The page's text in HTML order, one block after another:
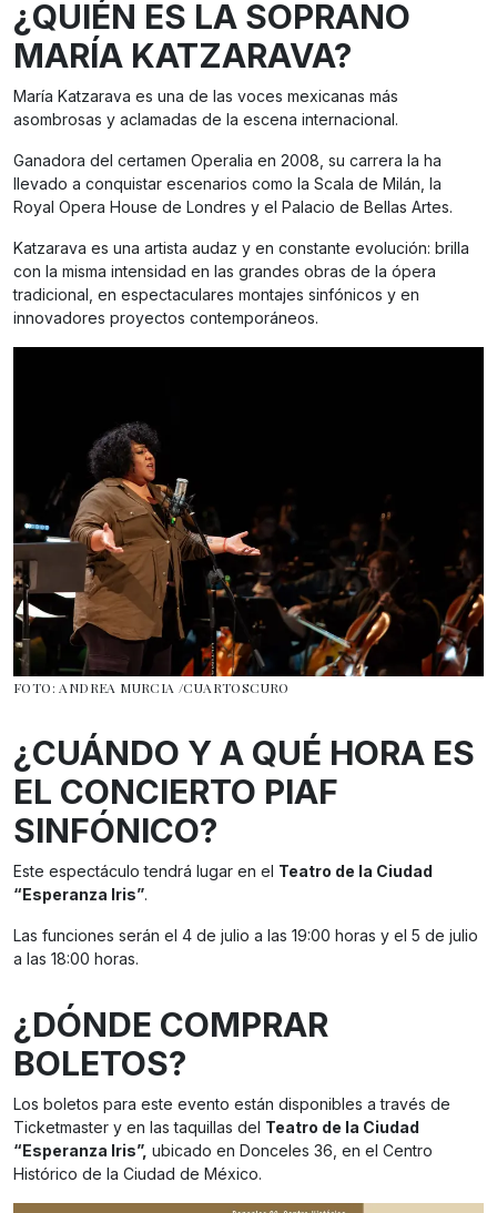
¿QUIÉN ES LA SOPRANO
MARÍA KATZARAVA?
María Katzarava es una de las voces mexicanas más
asombrosas y aclamadas de la escena internacional.
Ganadora del certamen Operalia en 2008, su carrera la ha
llevado a conquistar escenarios como la Scala de Milán, la
Royal Opera House de Londres y el Palacio de Bellas Artes.
Katzarava es una artista audaz y en constante evolución: brilla
con la misma intensidad en las grandes obras de la ópera
tradicional, en espectaculares montajes sinfónicos y en
innovadores proyectos contemporáneos.
FOTO: ANDREA MURCIA /CUARTOSCURO
¿CUÁNDO Y A QUÉ HORA ES
EL CONCIERTO PIAF
SINFÓNICO?
Este espectáculo tendrá lugar en el Teatro de la Ciudad
“Esperanza Iris”.
Las funciones serán el 4 de julio a las 19:00 horas y el 5 de julio
a las 18:00 horas.
¿DÓNDE COMPRAR
BOLETOS?
Los boletos para este evento están disponibles a través de
Ticketmaster y en las taquillas del Teatro de la Ciudad
“Esperanza Iris”, ubicado en Donceles 36, en el Centro
Histórico de la Ciudad de México.